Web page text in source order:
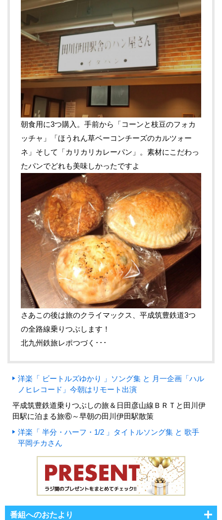
朝食用に3つ購入。手前から「コーンと枝豆のフォカ
ッチャ」「ほうれん草ベーコンチーズのカルツォー
ネ」そして「カリカリカレーパン」。素材にこだわっ
たパンでどれも美味しかったですよ
さあこの後は旅のクライマックス、平成筑豊鉄道3つ
の全路線乗りつぶします！
北九州鉄旅レポつづく･･･
洋楽「 ビートルズゆかり 」ソング集 と 月一企画「ハル
ノヒレコード」今朝はリモート出演
平成筑豊鉄道乗りつぶしの旅＆日田彦山線ＢＲＴと田川伊
田駅に泊まる旅⑥～早朝の田川伊田駅散策
洋楽「 半分・ハーフ・1/2 」タイトルソング集 と 歌手
平岡チカさん
番組へのおたより